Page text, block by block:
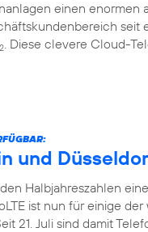
einen enormen
seit
2. Diese clevere Cloud-
und
Halbjahreszahlen
ist nun für einige
21. Juli sind damit